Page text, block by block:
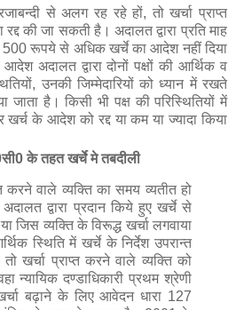
करने वाले व्यक्ति का समय व्यतीत हो
द्वारा प्रदान किये हुए खर्चे से
या जिस व्यक्ति के विरूद्ध खर्चा लगवाया
स्थिति में खर्चे के निर्देश उपरान्त
खर्चा प्राप्त करने वाले व्यक्ति को
न्यायिक दण्डाधिकारी प्रथम श्रेणी
बढ़ाने के लिए आवेदन धारा 127
संहिता के तहत दे सकता है। 2001 के
तबदीली लाई है कि खर्चे की रकम
मुताबिक तय करेगी और इसकी कोई
अगर इस प्रकार के आवेदन पर पत्नी,
के खर्चा तबदीली करने की सुनवाई
किसी दिवानी दावे में हुए फैसले को
इस प्रकार अगर किसी पत्नी ने
पति ने उसे तलाक दिया है और ऐसी
उपरान्त दूसरी शादी कर लेती है तो